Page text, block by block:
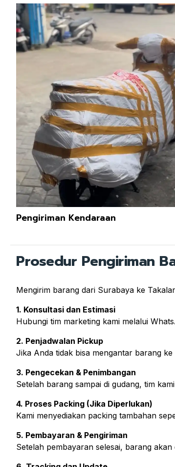
Pengiriman Kendaraan
Prosedur Pengiriman
Mengirim barang dari Surabaya ke
1. Konsultasi dan Estimasi
Hubungi tim marketing kami melalui
2. Penjadwalan Pickup
Jika Anda tidak bisa mengantar barang
3. Pengecekan & Penimbangan
Setelah barang sampai di gudang, tim
4. Proses Packing (Jika Diperlukan)
Kami menyediakan packing tambahan
5. Pembayaran & Pengiriman
Setelah pembayaran selesai, barang